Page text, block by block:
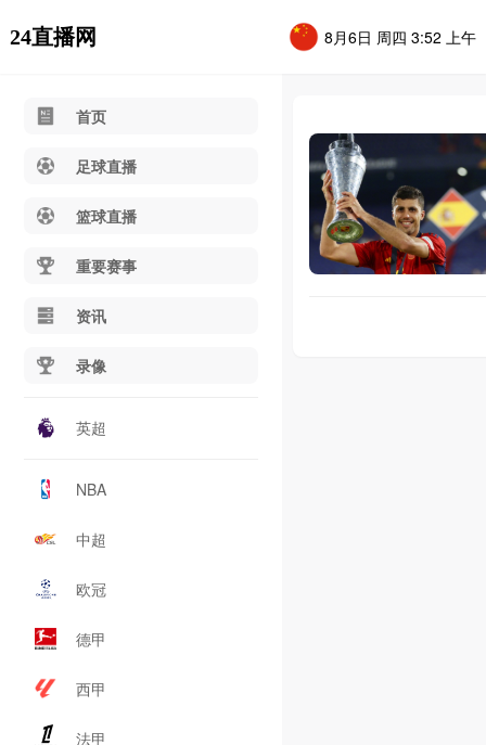
24直播网 8月6日 周四 3:52 上午
首页
足球直播
篮球直播
重要赛事
资讯
录像
英超
NBA
中超
欧冠
德甲
西甲
法甲